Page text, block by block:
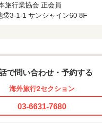
旅行業協会 正会員
袋3-1-1 サンシャイン60 8F
で問い合わせ・予約する
海外旅行2セクション
03-6631-7680